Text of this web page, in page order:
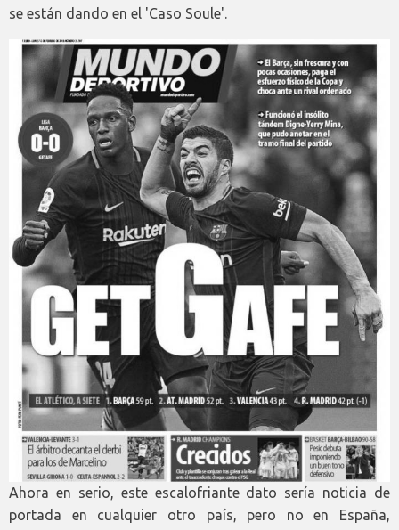
se están dando en el 'Caso Soule'.
Ahora en serio, este escalofriante dato sería noticia de
portada en cualquier otro país, pero no en España,